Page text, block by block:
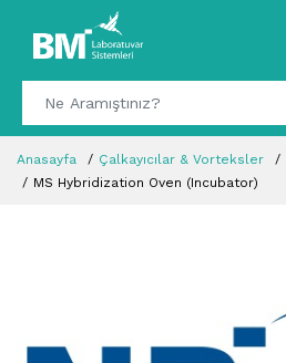
Anasayfa Çalkayıcılar & Vorteksler
MS Hybridization Oven (Incubator)